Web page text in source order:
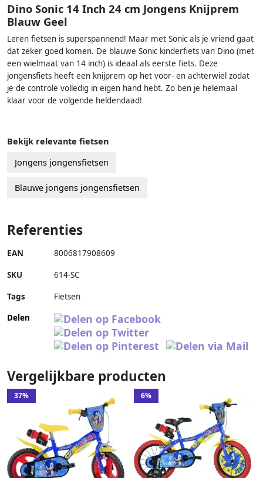
Dino Sonic 14 Inch 24 cm Jongens Knijprem
Blauw Geel
Leren fietsen is superspannend! Maar met Sonic als je vriend gaat
dat zeker goed komen. De blauwe Sonic kinderfiets van Dino (met
een wielmaat van 14 inch) is ideaal als eerste fiets. Deze
jongensfiets heeft een knijprem op het voor- en achterwiel zodat
je de controle volledig in eigen hand hebt. Zo ben je helemaal
klaar voor de volgende heldendaad!
Bekijk relevante fietsen
Jongens jongensfietsen
Blauwe jongens jongensfietsen
Referenties
EAN 8006817908609
SKU 614-SC
Tags
Fietsen
Delen
Vergelijkbare producten
37% 6%